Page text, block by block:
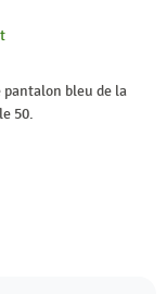
pantalon bleu de la
50.